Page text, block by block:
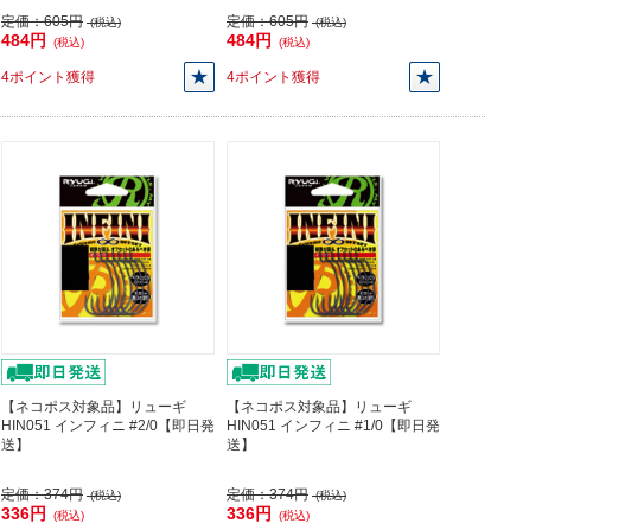
定価：605円 (税込)
484円 (税込)
4ポイント獲得
定価：605円 (税込)
484円 (税込)
4ポイント獲得
【ネコポス対象品】リューギ
HIN051 インフィニ #2/0【即日発
送】
定価：374円 (税込)
336円 (税込)
【ネコポス対象品】リューギ
HIN051 インフィニ #1/0【即日発
送】
定価：374円 (税込)
336円 (税込)